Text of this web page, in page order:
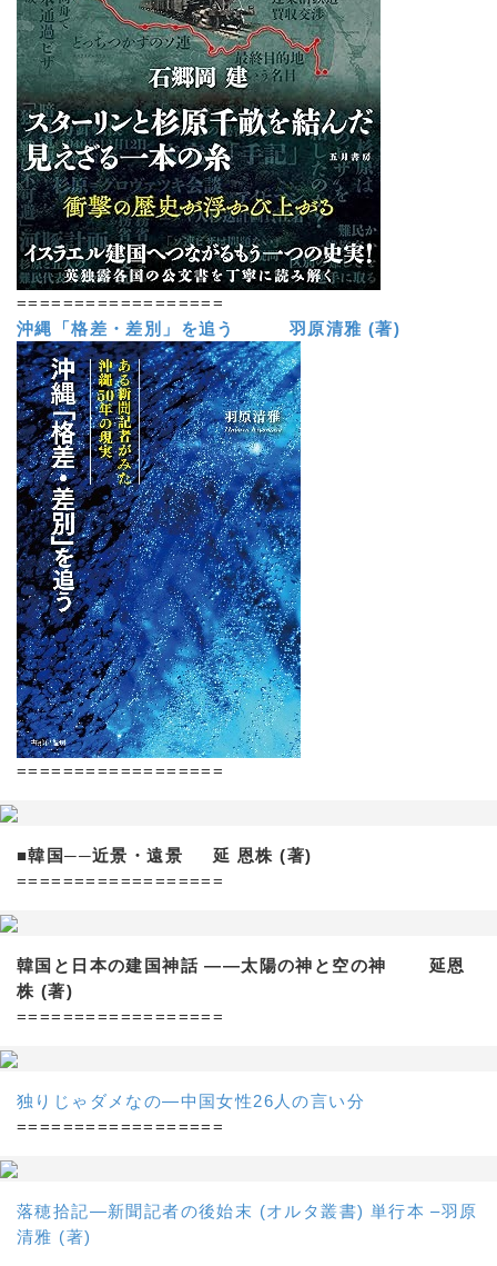
==================
沖縄「格差・差別」を追う 羽原清雅 (著)
==================
■韓国──近景・遠景 延 恩株 (著)
==================
韓国と日本の建国神話 ——太陽の神と空の神 延恩
株 (著)
==================
独りじゃダメなの―中国女性26人の言い分
==================
落穂拾記―新聞記者の後始末 (オルタ叢書) 単行本 –羽原
清雅 (著)